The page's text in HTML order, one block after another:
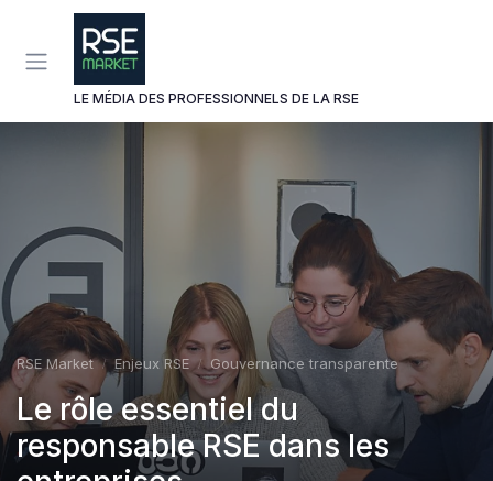
LE MÉDIA DES PROFESSIONNELS DE LA RSE
RSE Market Enjeux RSE Gouvernance transparente
Le rôle essentiel du
responsable RSE dans les
Panneau de gestion des cookies